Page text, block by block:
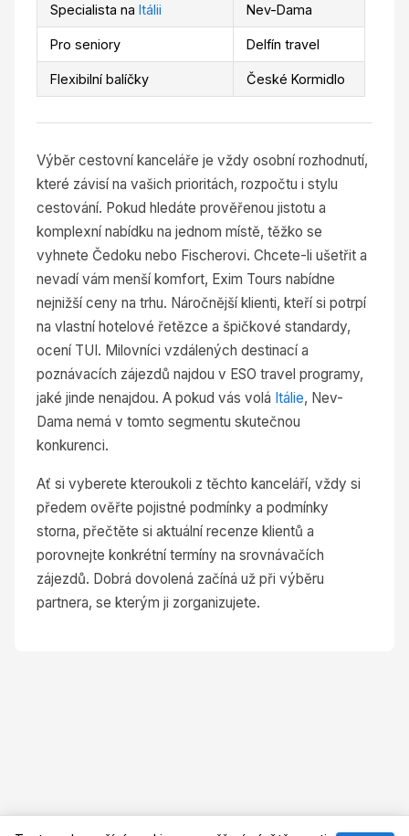
Specialista na Itálii Nev-Dama
Pro seniory Delfín travel
Flexibilní balíčky České Kormidlo
Výběr cestovní kanceláře je vždy osobní rozhodnutí,
které závisí na vašich prioritách, rozpočtu i stylu
cestování. Pokud hledáte prověřenou jistotu a
komplexní nabídku na jednom místě, těžko se
vyhnete Čedoku nebo Fischerovi. Chcete-li ušetřit a
nevadí vám menší komfort, Exim Tours nabídne
nejnižší ceny na trhu. Náročnější klienti, kteří si potrpí
na vlastní hotelové řetězce a špičkové standardy,
ocení TUI. Milovníci vzdálených destinací a
poznávacích zájezdů najdou v ESO travel programy,
jaké jinde nenajdou. A pokud vás volá Itálie, Nev-
Dama nemá v tomto segmentu skutečnou
konkurenci.
Ať si vyberete kteroukoli z těchto kanceláří, vždy si
předem ověřte pojistné podmínky a podmínky
storna, přečtěte si aktuální recenze klientů a
porovnejte konkrétní termíny na srovnávačích
zájezdů. Dobrá dovolená začíná už při výběru
partnera, se kterým ji zorganizujete.